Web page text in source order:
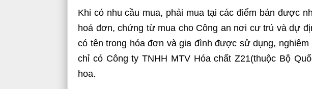
Khi có nhu cầu mua, phải mua tại các điểm bán được
hoá đơn, chứng từ mua cho Công an nơi cư trú và dự
có tên trong hóa đơn và gia đình được sử dụng,
chỉ có Công ty TNHH MTV Hóa chất Z21(thuộc Bộ
hoa.